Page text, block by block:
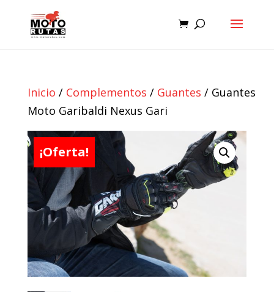
Inicio / Complementos / Guantes / Guantes
Moto Garibaldi Nexus Gari
¡Oferta!